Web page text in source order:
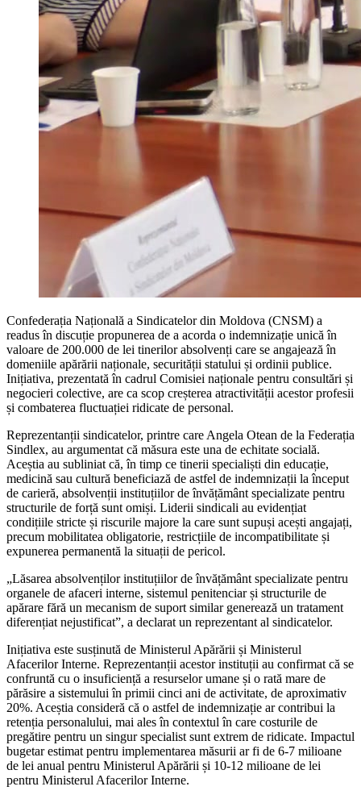
Confederația Națională a Sindicatelor din Moldova (CNSM) a
readus în discuție propunerea de a acorda o indemnizație unică în
valoare de 200.000 de lei tinerilor absolvenți care se angajează în
domeniile apărării naționale, securității statului și ordinii publice.
Inițiativa, prezentată în cadrul Comisiei naționale pentru consultări și
negocieri colective, are ca scop creșterea atractivității acestor profesii
și combaterea fluctuației ridicate de personal.
Reprezentanții sindicatelor, printre care Angela Otean de la Federația
Sindlex, au argumentat că măsura este una de echitate socială.
Aceștia au subliniat că, în timp ce tinerii specialiști din educație,
medicină sau cultură beneficiază de astfel de indemnizații la început
de carieră, absolvenții instituțiilor de învățământ specializate pentru
structurile de forță sunt omiși. Liderii sindicali au evidențiat
condițiile stricte și riscurile majore la care sunt supuși acești angajați,
precum mobilitatea obligatorie, restricțiile de incompatibilitate și
expunerea permanentă la situații de pericol.
„Lăsarea absolvenților instituțiilor de învățământ specializate pentru
organele de afaceri interne, sistemul penitenciar și structurile de
apărare fără un mecanism de suport similar generează un tratament
diferențiat nejustificat”, a declarat un reprezentant al sindicatelor.
Inițiativa este susținută de Ministerul Apărării și Ministerul
Afacerilor Interne. Reprezentanții acestor instituții au confirmat că se
confruntă cu o insuficiență a resurselor umane și o rată mare de
părăsire a sistemului în primii cinci ani de activitate, de aproximativ
20%. Aceștia consideră că o astfel de indemnizație ar contribui la
retenția personalului, mai ales în contextul în care costurile de
pregătire pentru un singur specialist sunt extrem de ridicate. Impactul
bugetar estimat pentru implementarea măsurii ar fi de 6-7 milioane
de lei anual pentru Ministerul Apărării și 10-12 milioane de lei
pentru Ministerul Afacerilor Interne.